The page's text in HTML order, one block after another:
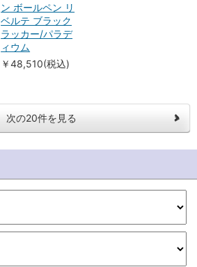
ン ボールペン リ
ベルテ ブラック
ラッカー/パラデ
ィウム
￥48,510(税込)
次の20件を見る